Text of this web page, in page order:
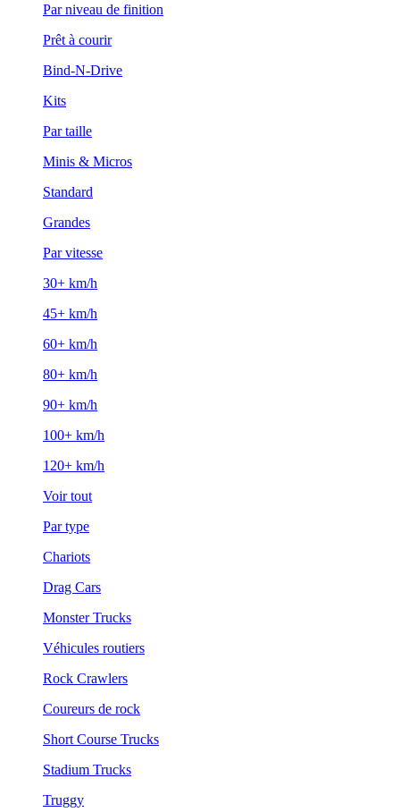
Par niveau de finition
Prêt à courir
Bind-N-Drive
Kits
Par taille
Minis & Micros
Standard
Grandes
Par vitesse
30+ km/h
45+ km/h
60+ km/h
80+ km/h
90+ km/h
100+ km/h
120+ km/h
Voir tout
Par type
Chariots
Drag Cars
Monster Trucks
Véhicules routiers
Rock Crawlers
Coureurs de rock
Short Course Trucks
Stadium Trucks
Truggy